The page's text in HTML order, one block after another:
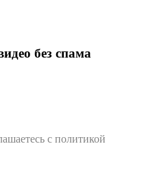
без спама
с политикой